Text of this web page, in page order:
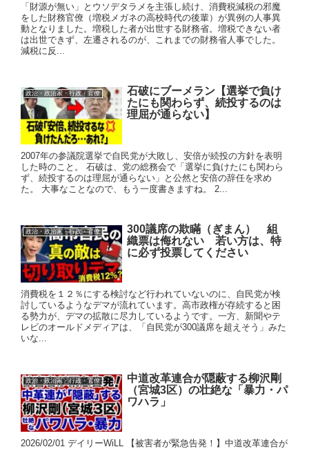
「財源が無い」とウソデタラメを主張し続け、消費税減税の邪魔
をした財務官僚（増税メガネの高校時代の後輩）が異例の人事異
動となりました。増税した者が出世する財務省。増税できない者
は出世できず、左遷されるのが、これまでの財務省人事でした。
減税に反...
政治・政治家・行政・官僚
石破にブーメラン【選挙で負け
たにも関わらず、続投するのは
理屈が通らない】
2007年の参議院選挙で自民党が大敗し、安倍が続投の方針を表明
した時のこと。 石破は、党の総務会で「選挙に負けたにも関わら
ず、続投するのは理屈が通らない」と公然と安倍の辞任を求め
た。 大事なことなので、もう一度書きますね。 2...
政治・政治家・行政・官僚
300議席の欺瞞（ぎまん） 組
織票は侮れない 若い方は、特
に必ず投票してください
消費税を１２％にする検討など行われていないのに、自民党が検
討しているようなデマが流れています。高市政権が存続すると困
る勢力が、デマの拡散に尽力しているようです。一方、新聞やテ
レビのオールドメディアは、「自民党が300議席を超えそう」みた
いな...
政治・政治家・行政・官僚
中道改革連合が隠蔽する柳沢剛
（宮城3区）の壮絶な「暴力・パ
ワハラ」
2026/02/01 デイリーWiLL 【被害者が緊急告発！】中道改革連合が